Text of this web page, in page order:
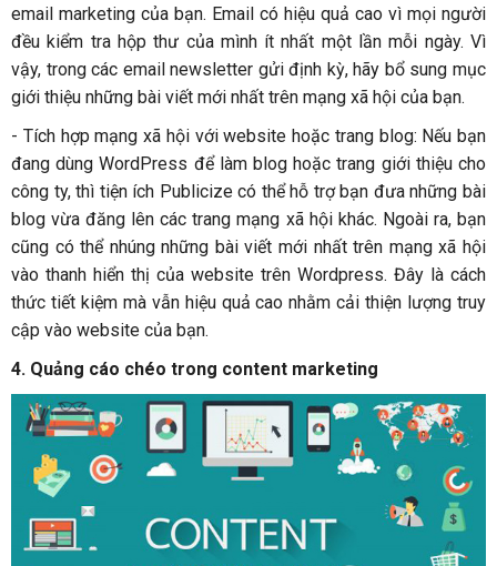
email marketing của bạn. Email có hiệu quả cao vì mọi người
đều kiểm tra hộp thư của mình ít nhất một lần mỗi ngày. Vì
vậy, trong các email newsletter gửi định kỳ, hãy bổ sung mục
giới thiệu những bài viết mới nhất trên mạng xã hội của bạn.
- Tích hợp mạng xã hội với website hoặc trang blog: Nếu bạn
đang dùng WordPress để làm blog hoặc trang giới thiệu cho
công ty, thì tiện ích Publicize có thể hỗ trợ bạn đưa những bài
blog vừa đăng lên các trang mạng xã hội khác. Ngoài ra, bạn
cũng có thể nhúng những bài viết mới nhất trên mạng xã hội
vào thanh hiển thị của website trên Wordpress. Đây là cách
thức tiết kiệm mà vẫn hiệu quả cao nhằm cải thiện lượng truy
cập vào website của bạn.
4. Quảng cáo chéo trong content marketing